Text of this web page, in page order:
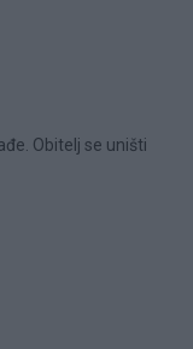
Obitelj se uništi